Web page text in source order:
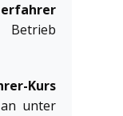
Kurs
unter